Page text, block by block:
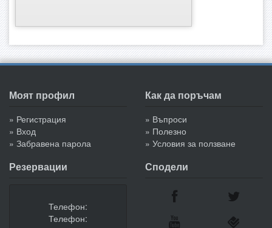
Моят профил
» Регистрация
» Вход
» Забравена парола
Как да поръчам
» Въпроси
» Полезно
» Условия за ползване
Резервации
Телефон:
Телефон:
Сподели